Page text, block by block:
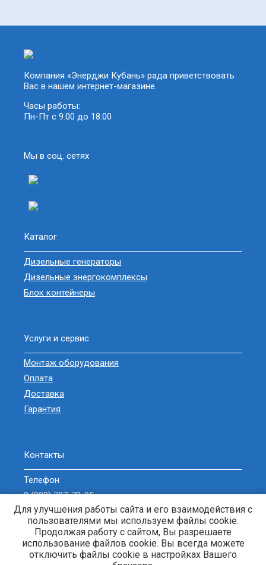
Компания «Энерджи Кубань» рада приветствовать
Вас в нашем интернет-магазине.
Часы работы:
Пн-Пт с 9.00 до 18.00
Мы в соц. сетях
Каталог
Дизельные генераторы
Дизельные энергокомплексы
Блок контейнеры
Услуги и сервис
Монтаж оборудования
Оплата
Доставка
Гарантия
Контакты
Телефон
8 (800) 707-78-05
sell@zavodgeneratorov.ru
ОБРАТНЫЙ ЗВОНОК
Для улучшения работы сайта и его взаимодействия с
пользователями мы используем файлы cookie.
Продолжая работу с сайтом, Вы разрешаете
использование файлов cookie. Вы всегда можете
отключить файлы cookie в настройках Вашего